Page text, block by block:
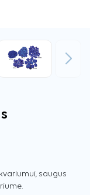
Tęsti
saugus